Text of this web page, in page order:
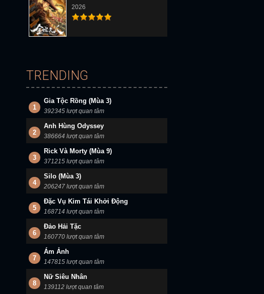
2026
TRENDING
1
Gia Tộc Rồng (Mùa 3)
392345 lượt quan tâm
2
Anh Hùng Odyssey
386664 lượt quan tâm
3
Rick Và Morty (Mùa 9)
371215 lượt quan tâm
4
Silo (Mùa 3)
206247 lượt quan tâm
5
Đặc Vụ Kim Tái Khởi Động
168714 lượt quan tâm
6
Đảo Hải Tặc
160770 lượt quan tâm
7
Ám Ảnh
147815 lượt quan tâm
8
Nữ Siêu Nhân
139112 lượt quan tâm